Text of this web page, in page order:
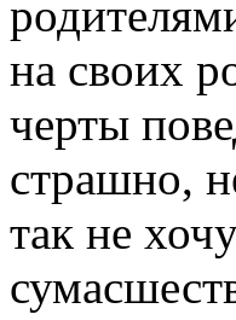
на своих
черты
страшно,
так не